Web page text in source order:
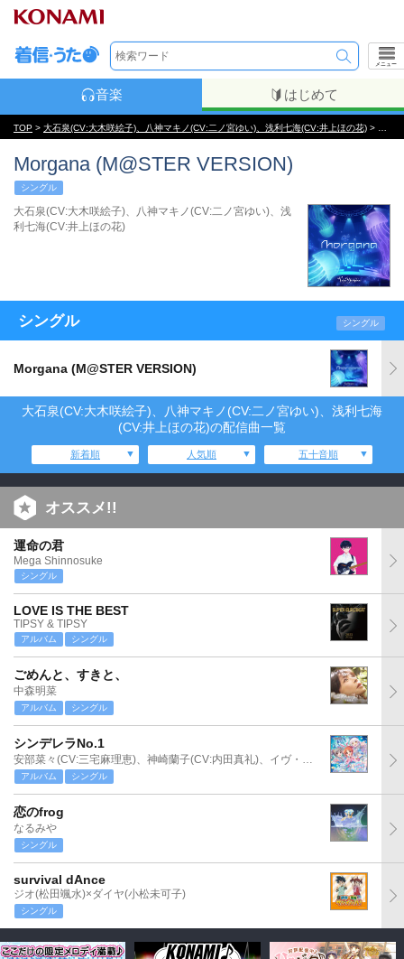
メニュー
音楽 はじめて
TOP > 大石泉(CV:大木咲絵子)、八神マキノ(CV:二ノ宮ゆい)、浅利七海(CV:井上ほの花) > Morgana (M@STER VERSION)
Morgana (M@STER VERSION)
シングル
大石泉(CV:大木咲絵子)、八神マキノ(CV:二ノ宮ゆい)、浅
利七海(CV:井上ほの花)
シングル シングル
Morgana (M@STER VERSION)
大石泉(CV:大木咲絵子)、八神マキノ(CV:二ノ宮ゆい)、浅利七海
(CV:井上ほの花)の配信曲一覧
新着順 人気順 五十音順
オススメ!!
運命の君
Mega Shinnosuke
シングル
LOVE IS THE BEST
TIPSY & TIPSY
アルバム シングル
ごめんと、すきと、
中森明菜
アルバム シングル
シンデレラNo.1
安部菜々(CV:三宅麻理恵)、神崎蘭子(CV:内田真礼)、イヴ・サンタクロース(CV:松永あかね)
アルバム シングル
恋のfrog
なるみや
シングル
survival dAnce
ジオ(松田颯水)×ダイヤ(小松未可子)
シングル